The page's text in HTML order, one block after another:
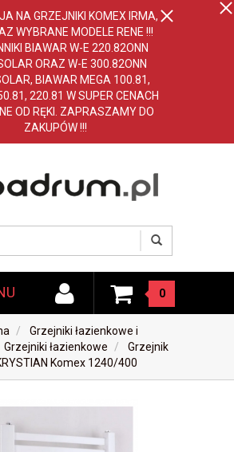
NA GRZEJNIKI KOMEX IRMA,
WYBRANE MODELE RENE !!!
BIAWAR W-E 220.82ONN
ORAZ W-E 300.82ONN
BIAWAR MEGA 100.81,
220.81 W SUPER CENACH
OD RĘKI. ZAPRASZAMY DO
ZAKUPÓW !!!
0
Grzejniki łazienkowe i
Grzejniki łazienkowe
Grzejnik
Komex 1240/400